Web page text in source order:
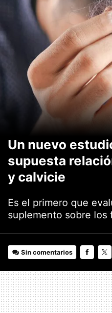
Un nuevo
supuesta
y calvicie
Es el primero que
suplemento sobre los
Sin comentarios